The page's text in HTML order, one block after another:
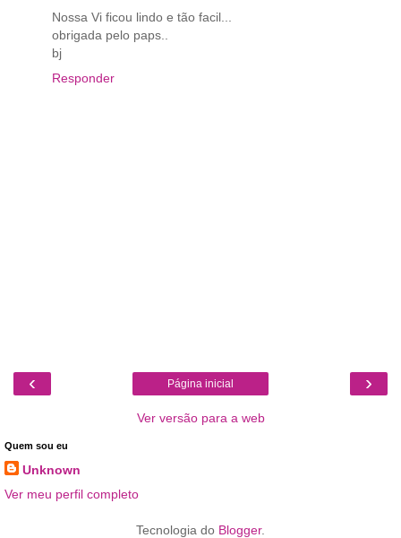
Nossa Vi ficou lindo e tão facil...
obrigada pelo paps..
bj
Responder
‹ ›
Página inicial
Ver versão para a web
Quem sou eu
Unknown
Ver meu perfil completo
Tecnologia do Blogger.